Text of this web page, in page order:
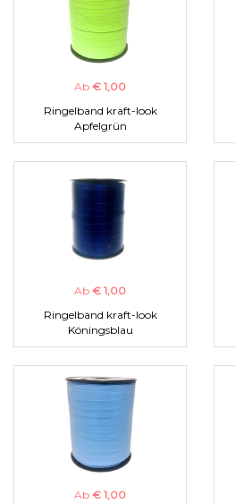
Ab € 1,00
Ringelband kraft-look
Apfelgrün
Ab € 1,00
Ringelband kraft-look
Köningsblau
Ab € 1,00